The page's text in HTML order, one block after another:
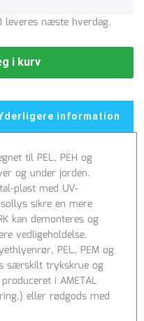
leveres næste hverdag.
i kurv
information
til PEL, PEH og
og under jorden.
plast med UV-
sikre en mere
kan demonteres og
vedligeholdelse.
PEL, PEM og
særskilt trykskrue og
i AMETAL
eller rødgods med